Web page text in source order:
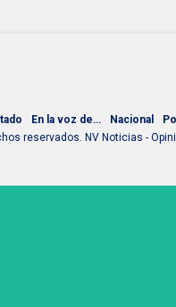
En la voz de… Nacional
reservados. NV Noticias -